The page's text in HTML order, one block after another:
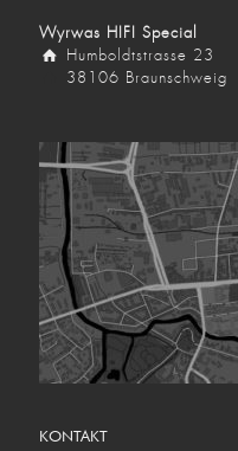
Wyrwas HIFI Special
Humboldtstrasse 23
38106 Braunschweig
KONTAKT